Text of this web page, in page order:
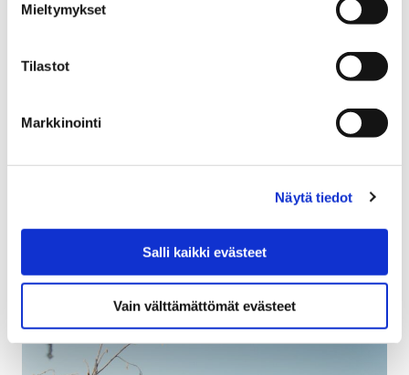
Mieltymykset
Tilastot
Markkinointi
Näytä tiedot
Salli kaikki evästeet
Vain välttämättömät evästeet
Miten kaupunki huolehtii katuvalaistuksesta?
katuvaloa. Häiriöt katuvalaistuksessa herättävät
Keräsimme tähän…